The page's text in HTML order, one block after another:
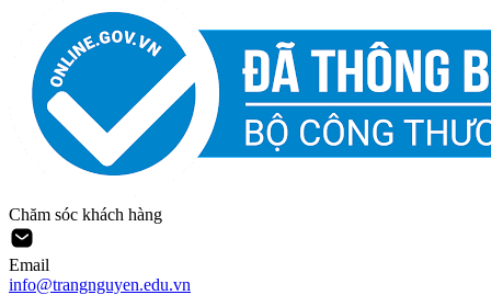
Chăm sóc khách hàng
Email
info@trangnguyen.edu.vn